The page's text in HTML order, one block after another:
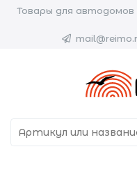
Товары для автодомов